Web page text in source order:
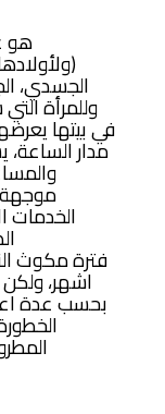
هو
الجسدي،
وللمرأة
في بيتها
مدار
موجهة
الخدمات
اشهر،
بحسب عدة